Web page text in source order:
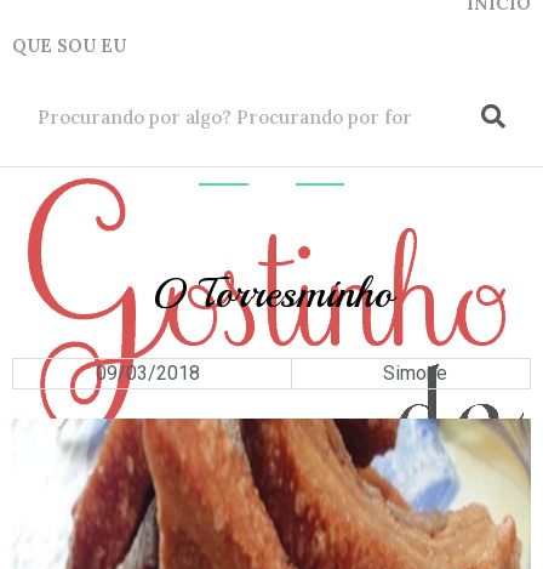
QUE SOU EU
O Torresminho
09/03/2018 Simone